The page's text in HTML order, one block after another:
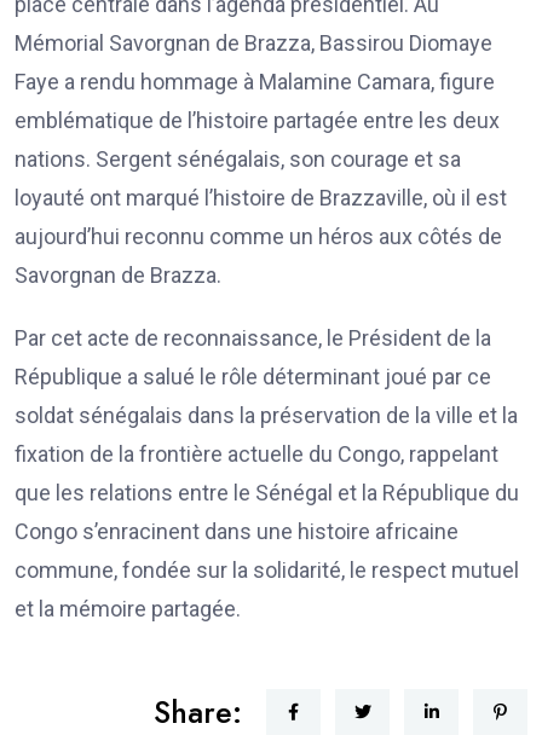
Mémorial Savorgnan de Brazza, Bassirou Diomaye
Faye a rendu hommage à Malamine Camara, figure
emblématique de l’histoire partagée entre les deux
nations. Sergent sénégalais, son courage et sa
loyauté ont marqué l’histoire de Brazzaville, où il est
aujourd’hui reconnu comme un héros aux côtés de
Savorgnan de Brazza.
Par cet acte de reconnaissance, le Président de la
République a salué le rôle déterminant joué par ce
soldat sénégalais dans la préservation de la ville et la
fixation de la frontière actuelle du Congo, rappelant
que les relations entre le Sénégal et la République du
Congo s’enracinent dans une histoire africaine
commune, fondée sur la solidarité, le respect mutuel
et la mémoire partagée.
Share: